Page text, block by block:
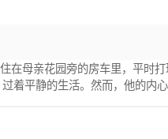
在母亲花园旁的房车里，平时
着平静的生活。然而，他的内
一边在大声读小说章节的玛格
艺学家，几乎花了她一生的时